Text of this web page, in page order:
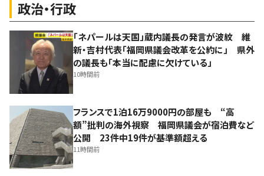
政治・行政
「ネパールは天国」蔵内議長の発言が波紋 維
新・吉村代表「福岡県議会改革を公約に」 県外
の議長も「本当に配慮に欠けている」
10時間前
フランスで1泊16万9000円の部屋も “高
額”批判の海外視察 福岡県議会が宿泊費など
公開 23件中19件が基準額超える
11時間前